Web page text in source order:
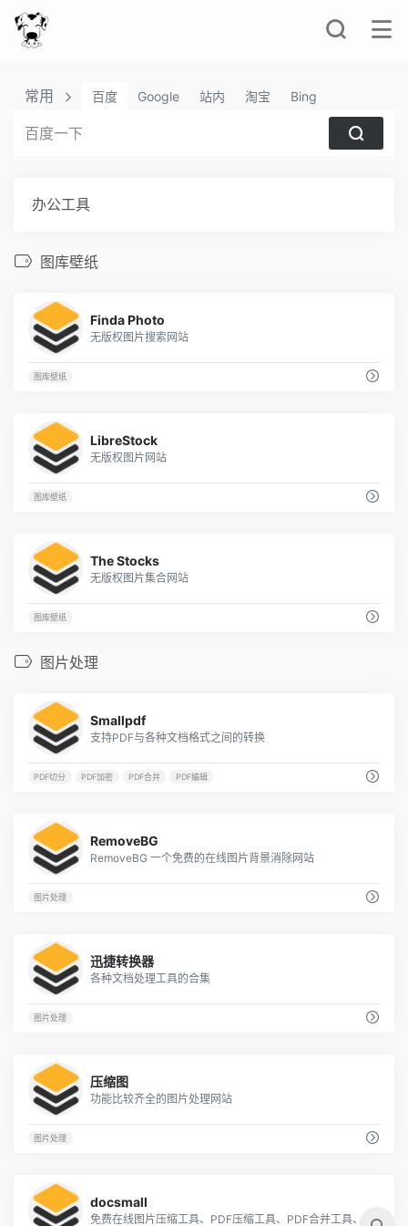
常用 百度 Google 站内 淘宝 Bing
办公工具
图库壁纸
Finda Photo
无版权图片搜索网站
图库壁纸
LibreStock
无版权图片网站
图库壁纸
The Stocks
无版权图片集合网站
图库壁纸
图片处理
Smallpdf
支持PDF与各种文档格式之间的转换
PDF切分 PDF加密 PDF合并 PDF编辑
RemoveBG
RemoveBG 一个免费的在线图片背景消除网站
图片处理
迅捷转换器
各种文档处理工具的合集
图片处理
压缩图
功能比较齐全的图片处理网站
图片处理
docsmall
免费在线图片压缩工具、PDF压缩工具、PDF合并工具、PDF分割工具